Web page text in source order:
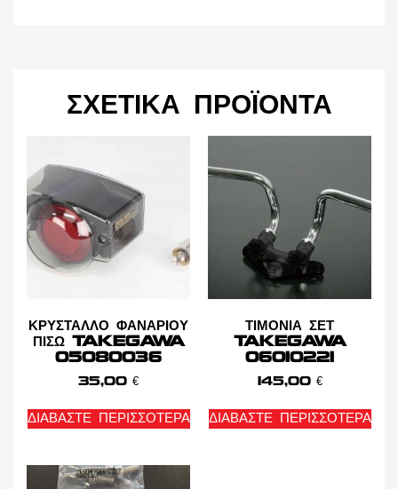
ΣΧΕΤΙΚΆ ΠΡΟΪΌΝΤΑ
ΚΡΥΣΤΑΛΛΟ ΦΑΝΑΡΙΟΥ
ΠΙΣΩ TAKEGAWA
05080036
35,00 €
ΔΙΑΒΆΣΤΕ ΠΕΡΙΣΣΌΤΕΡΑ
ΤΙΜΟΝΙΑ ΣΕΤ
TAKEGAWA
06010221
145,00 €
ΔΙΑΒΆΣΤΕ ΠΕΡΙΣΣΌΤΕΡΑ